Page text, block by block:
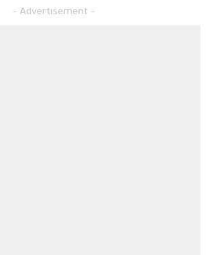
– Advertisement –